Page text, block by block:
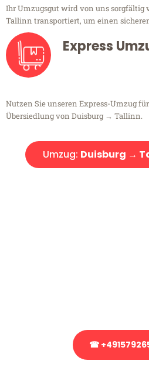
Ihr Umzugsgut wird von uns sorgfältig
Tallinn transportiert, um einen
Express
Nutzen Sie unseren Express-Umzug
Übersiedlung von Duisburg → Tallinn.
Umzug: Duisburg →
☎